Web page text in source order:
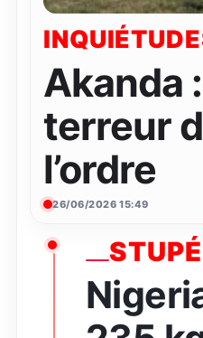
Akanda
terreur
l’ordre
26/06/2026 15:49